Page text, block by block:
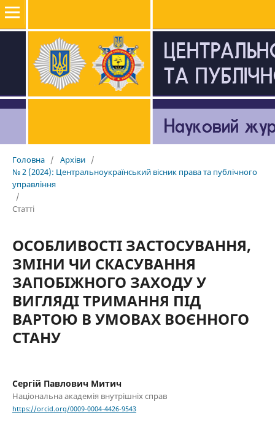
Головна / Архіви /
№ 2 (2024): Центральноукраїнський вісник права та публічного
управління
/
Статті
ОСОБЛИВОСТІ ЗАСТОСУВАННЯ,
ЗМІНИ ЧИ СКАСУВАННЯ
ЗАПОБІЖНОГО ЗАХОДУ У
ВИГЛЯДІ ТРИМАННЯ ПІД
ВАРТОЮ В УМОВАХ ВОЄННОГО
СТАНУ
Сергій Павлович Митич
Національна академія внутрішніх справ
https://orcid.org/0009-0004-4426-9543